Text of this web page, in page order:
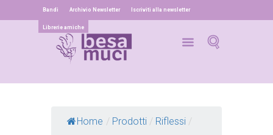
Bandi Archivio Newsletter Iscriviti alla newsletter
Librerie amiche
Home / Prodotti / Riflessi /